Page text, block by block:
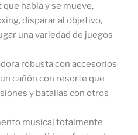
habla y se mueve,
disparar al objetivo,
una variedad de juegos
robusta con accesorios
cañón con resorte que
y batallas con otros
musical totalmente